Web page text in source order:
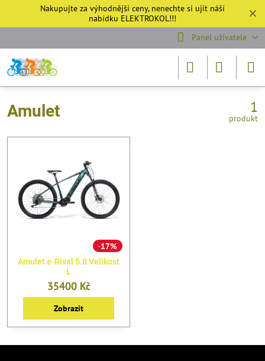
✕
Nakupujte za výhodnější ceny, nenechte si ujít náší
nabídku ELEKTROKOL!!!
Panel uživatele
Amulet 1
produkt
17%
Amulet e-Rival 5.0 Velikost
L
35400 Kč
Zobrazit